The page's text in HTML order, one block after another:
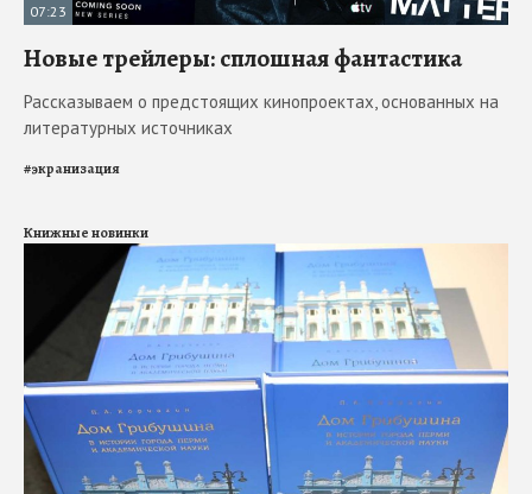
07:23
Новые трейлеры: сплошная фантастика
Рассказываем о предстоящих кинопроектах, основанных на
литературных источниках
#экранизация
Книжные новинки